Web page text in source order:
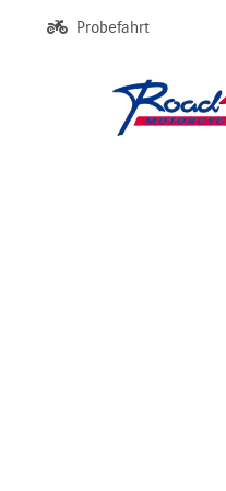
Probefahrt